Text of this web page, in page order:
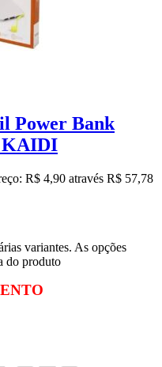
Power Bank
KAIDI
R$ 4,90 através R$ 57,78
variantes. As opções
do produto